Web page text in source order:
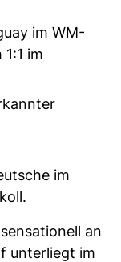
im WM-
im
im
an
unterliegt im